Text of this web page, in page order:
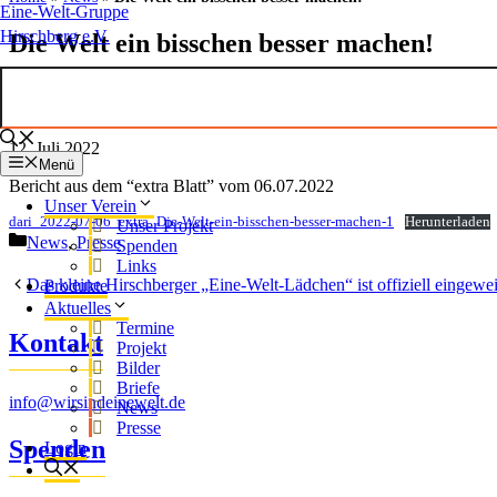
Eine-Welt-Gruppe
Hirschberg e.V.
Menü
Unser Verein
Unser Projekt
Spenden
Links
Produkte
Aktuelles
Termine
Projekt
Bilder
Briefe
News
Presse
Login
Die Welt ein bisschen besser machen!
12. Juli 2022
Bericht aus dem “extra Blatt” vom 06.07.2022
dari_2022-07-06_extra_Die-Welt-ein-bisschen-besser-machen-1 Herunterladen
Kategorien
News,Presse
Das kleine Hirschberger „Eine-Welt-Lädchen“ ist offiziell
Kontakt
info@wirsindeinewelt.de
Spenden